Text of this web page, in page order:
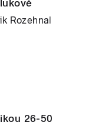
Rozehnal
26-50